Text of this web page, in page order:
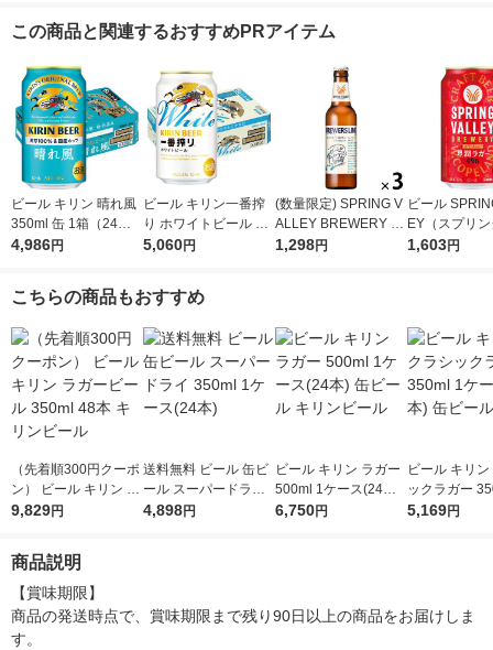
この商品と関連するおすすめPRアイテム
ビール キリン 晴れ風
350ml 缶 1箱（24
本） 缶ビール
4,986円
ビール キリン一番搾
り ホワイトビール 缶
350ml 1ケース(24本)
5,060円
(数量限定) SPRING V
ALLEY BREWERY B
REWERS LINE#1デ
1,298円
ビール
EY（スプリ
ー） 豊潤
1,603円
こちらの商品もおすすめ
（先着順300円クーポ
ン） ビール キリン ラ
ガービール 350ml 48
9,829円
送料無料 ビール 缶ビ
ール スーパードライ
350ml 1ケース(24本)
4,898円
ビール キリン ラガー
500ml 1ケース(24本)
缶ビール キリンビー
6,750円
ビール キリ
ックラガー
ース(24本) 缶
5,169円
商品説明
【賞味期限】
商品の発送時点で、賞味期限まで残り90日以上の商品をお届けしま
す。